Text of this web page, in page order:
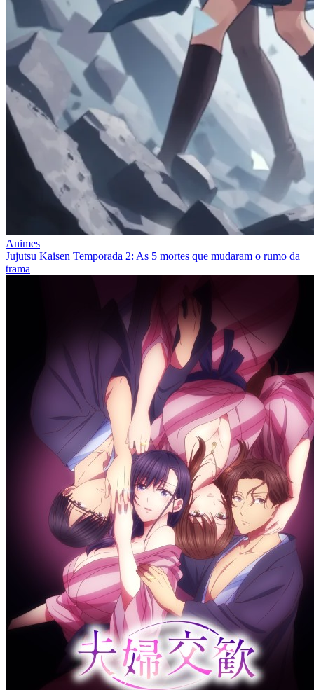
Animes
Jujutsu Kaisen Temporada 2: As 5 mortes que mudaram o rumo da
trama